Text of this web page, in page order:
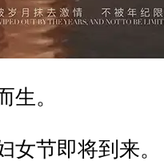
。
节即将到来。